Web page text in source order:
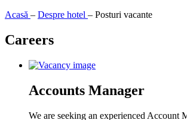
Acasă – Despre hotel – Posturi vacante
Careers
Accounts Manager
We are seeking an experienced Account